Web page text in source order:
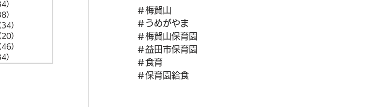
）
）
）
）
）
）
＃梅賀山
＃うめがやま
＃梅賀山保育園
＃益田市保育園
＃食育
＃保育園給食